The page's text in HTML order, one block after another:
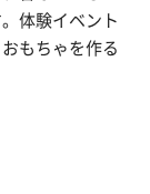
体験イベント
もちゃを作る